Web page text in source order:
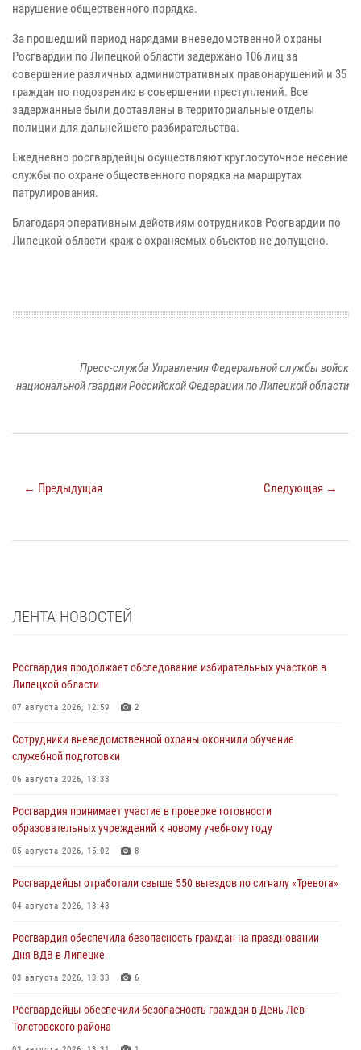
нарушение общественного порядка.
За прошедший период нарядами вневедомственной охраны
Росгвардии по Липецкой области задержано 106 лиц за
совершение различных административных правонарушений и 35
граждан по подозрению в совершении преступлений. Все
задержанные были доставлены в территориальные отделы
полиции для дальнейшего разбирательства.
Ежедневно росгвардейцы осуществляют круглосуточное несение
службы по охране общественного порядка на маршрутах
патрулирования.
Благодаря оперативным действиям сотрудников Росгвардии по
Липецкой области краж с охраняемых объектов не допущено.
Пресс-служба Управления Федеральной службы войск
национальной гвардии Российской Федерации по Липецкой области
← Предыдущая Следующая →
ЛЕНТА НОВОСТЕЙ
Росгвардия продолжает обследование избирательных участков в
Липецкой области
07 августа 2026, 12:59 2
Сотрудники вневедомственной охраны окончили обучение
служебной подготовки
06 августа 2026, 13:33
Росгвардия принимает участие в проверке готовности
образовательных учреждений к новому учебному году
05 августа 2026, 15:02 8
Росгвардейцы отработали свыше 550 выездов по сигналу «Тревога»
04 августа 2026, 13:48
Росгвардия обеспечила безопасность граждан на праздновании
Дня ВДВ в Липецке
03 августа 2026, 13:33 6
Росгвардейцы обеспечили безопасность граждан в День Лев-
Толстовского района